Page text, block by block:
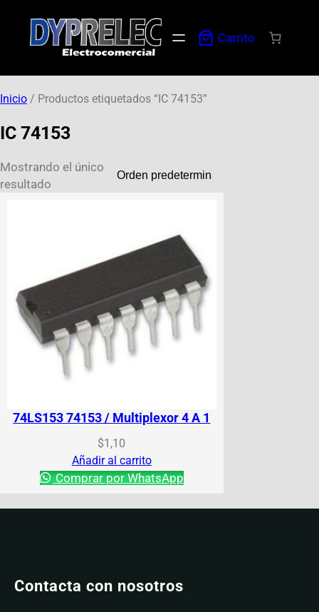
Carrito
Inicio / Productos etiquetados “IC 74153”
IC 74153
Mostrando el único
resultado
74LS153 74153 / Multiplexor 4 A 1
$1,10
Añadir al carrito
Comprar por WhatsApp
Contacta con nosotros